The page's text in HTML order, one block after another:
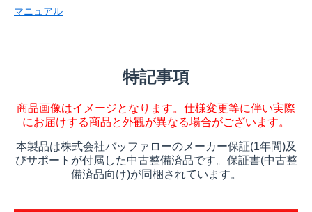
マニュアル
特記事項
商品画像はイメージとなります。仕様変更等に伴い実際
にお届けする商品と外観が異なる場合がございます。
本製品は株式会社バッファローのメーカー保証(1年間)及
びサポートが付属した中古整備済品です。保証書(中古整
備済品向け)が同梱されています。